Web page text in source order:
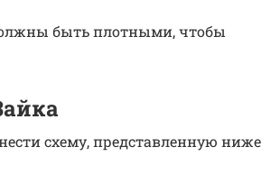
быть плотными, чтобы
схему, представленную ниже